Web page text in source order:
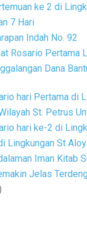
ke 2 di
7 Hari
Indah No. 92
Rosario Pertama
Dana
hari Pertama di
St. Petrus
hari ke-2 di
Lingkungan St
Iman Kitab
Jelas